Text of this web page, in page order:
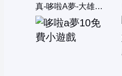
真-哆啦A夢-大雄與妖精之國